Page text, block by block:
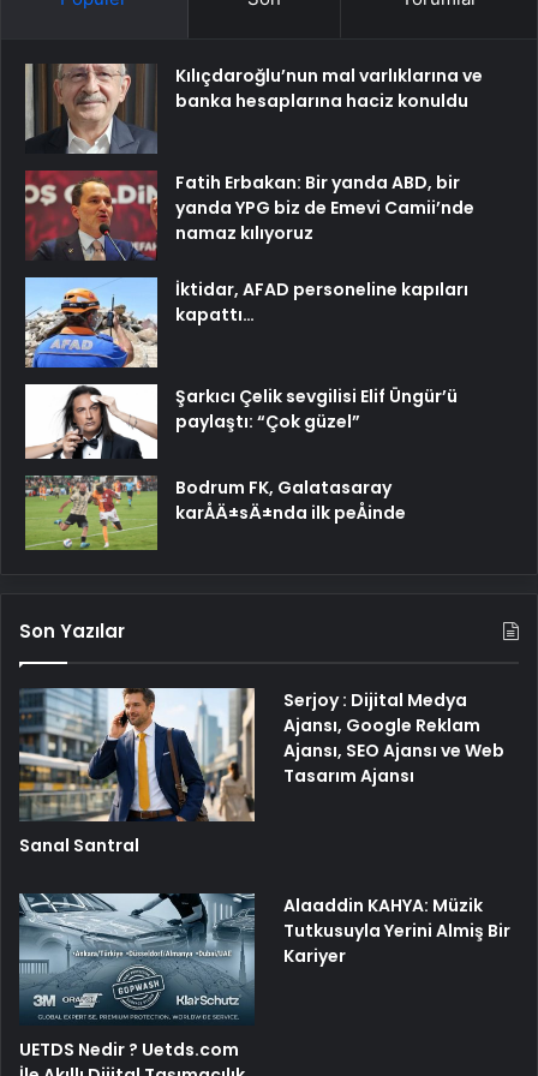
Kılıçdaroğlu’nun mal varlıklarına ve
banka hesaplarına haciz konuldu
Fatih Erbakan: Bir yanda ABD, bir
yanda YPG biz de Emevi Camii’nde
namaz kılıyoruz
İktidar, AFAD personeline kapıları
kapattı…
Şarkıcı Çelik sevgilisi Elif Üngür’ü
paylaştı: “Çok güzel”
Bodrum FK, Galatasaray
karÅÄ±sÄ±nda ilk peÅinde
Son Yazılar
Sanal Santral
Serjoy : Dijital Medya
Ajansı, Google Reklam
Ajansı, SEO Ajansı ve Web
Tasarım Ajansı
UETDS Nedir ? Uetds.com
Alaaddin KAHYA: Müzik
Tutkusuyla Yerini Almiş Bir
Kariyer